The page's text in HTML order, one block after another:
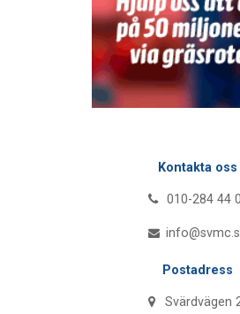
Kontakta oss
010-284 44
Postadress
Svärdvägen